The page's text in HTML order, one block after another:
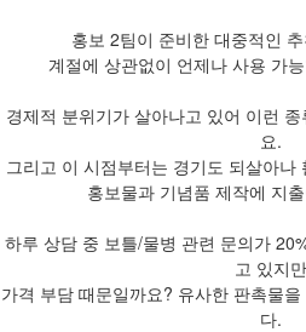
홍보 2팀이 준비한 대중적인
계절에 상관없이 언제나 사용 가
경제적 분위기가 살아나고 있어 이런
요.
그리고 이 시점부터는 경기도 되살아나
홍보물과 기념품 제작에 지
하루 상담 중 보틀/물병 관련 문의가
고 있지만
가격 부담 때문일까요? 유사한 판촉물
다.